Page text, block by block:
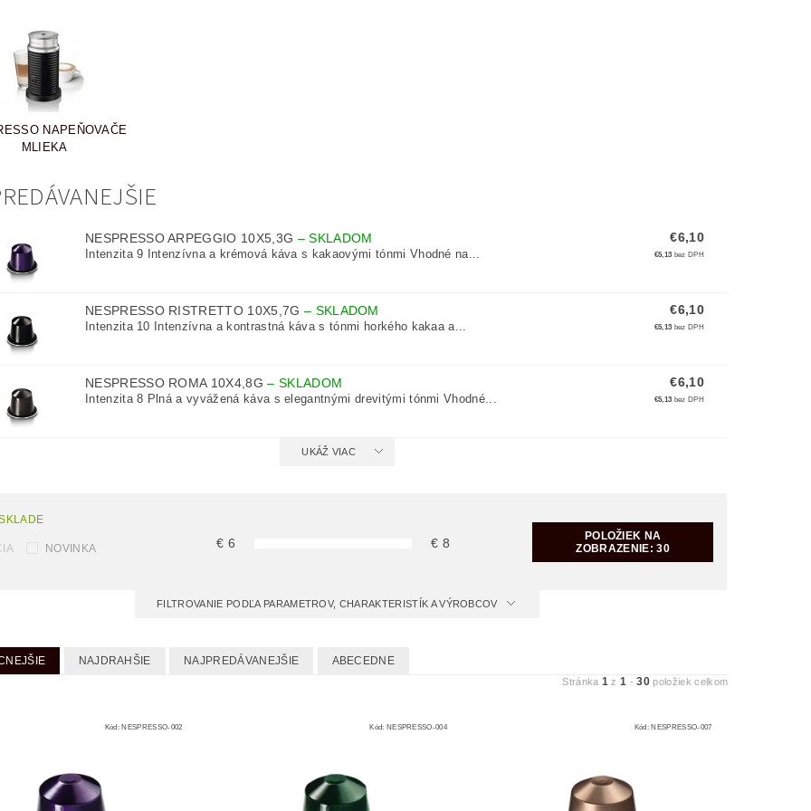
NAPEŇOVAČE
MLIEKA
NESPRESSO ARPEGGIO 10X5,3G –SKLADOM
Intenzita 9 Intenzívna a krémová káva s kakaovými tónmi Vhodné na...
€6,10
€5,13 bez DPH
NESPRESSO RISTRETTO 10X5,7G – SKLADOM
Intenzita 10 Intenzívna a kontrastná káva s tónmi horkého kakaa a...
€6,10
€5,13 bez DPH
NESPRESSO ROMA 10X4,8G– SKLADOM
Intenzita 8 Plná a vyvážená káva s elegantnými drevitými tónmi Vhodné...
€6,10
€5,13 bez DPH
UKÁŽ VIAC
NOVINKA €6 € 8
POLOŽIEK NA
ZOBRAZENIE:30
FILTROVANIE PODĽA PARAMETROV, CHARAKTERISTÍK A VÝROBCOV
NAJDRAHŠIE NAJPREDÁVANEJŠIE ABECEDNE
Stránka 1 z1 -30 položiek celkom
Kód:NESPRESSO-002 Kód: NESPRESSO-004 Kód:NESPRESSO-007